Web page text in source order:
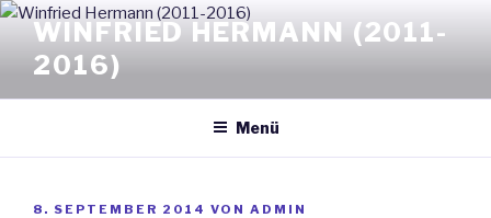
Zum
Inhalt
springen
WINFRIED HERMANN (2011-
2016)
Menü
VERÖFFENTLICHT
8. SEPTEMBER 2014 VON ADMIN